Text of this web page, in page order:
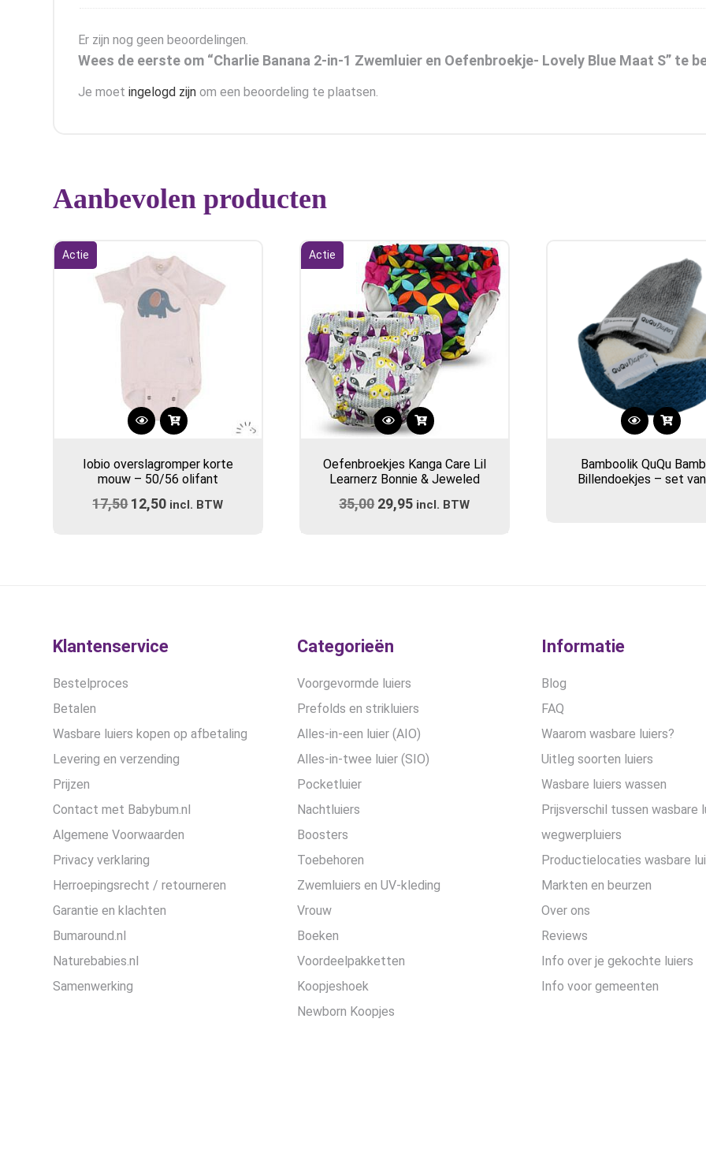
Er zijn nog geen beoordelingen.
Wees de eerste om “Charlie Banana 2-in-1 Zwemluier en Oefenbroekje- Lovely Blue Maat S” te
Je moet ingelogd zijn om een beoordeling te plaatsen.
Aanbevolen producten
Actie
Iobio overslagromper korte
mouw – 50/56 olifant
17,50 Oorspronkelijke
12,50 Huidige
incl. BTW
Actie
Oefenbroekjes Kanga Care Lil
Learnerz Bonnie & Jeweled
35,00 Oorspronkelijke
29,95 Huidige
incl. BTW
Bamboolik QuQu
Billendoekjes – set
Klantenservice
Bestelproces
Betalen
Wasbare luiers kopen op afbetaling
Levering en verzending
Prijzen
Contact met Babybum.nl
Algemene Voorwaarden
Privacy verklaring
Herroepingsrecht / retourneren
Garantie en klachten
Bumaround.nl
Naturebabies.nl
Samenwerking
Categorieën
Voorgevormde luiers
Prefolds en strikluiers
Alles-in-een luier (AIO)
Alles-in-twee luier (SIO)
Pocketluier
Nachtluiers
Boosters
Toebehoren
Zwemluiers en UV-kleding
Vrouw
Boeken
Voordeelpakketten
Koopjeshoek
Newborn Koopjes
Informatie
Blog
FAQ
Waarom wasbare luiers?
Uitleg soorten luiers
Wasbare luiers wassen
Prijsverschil tussen wasbare
wegwerpluiers
Productielocaties wasbare
Markten en beurzen
Over ons
Reviews
Info over je gekochte luiers
Info voor gemeenten